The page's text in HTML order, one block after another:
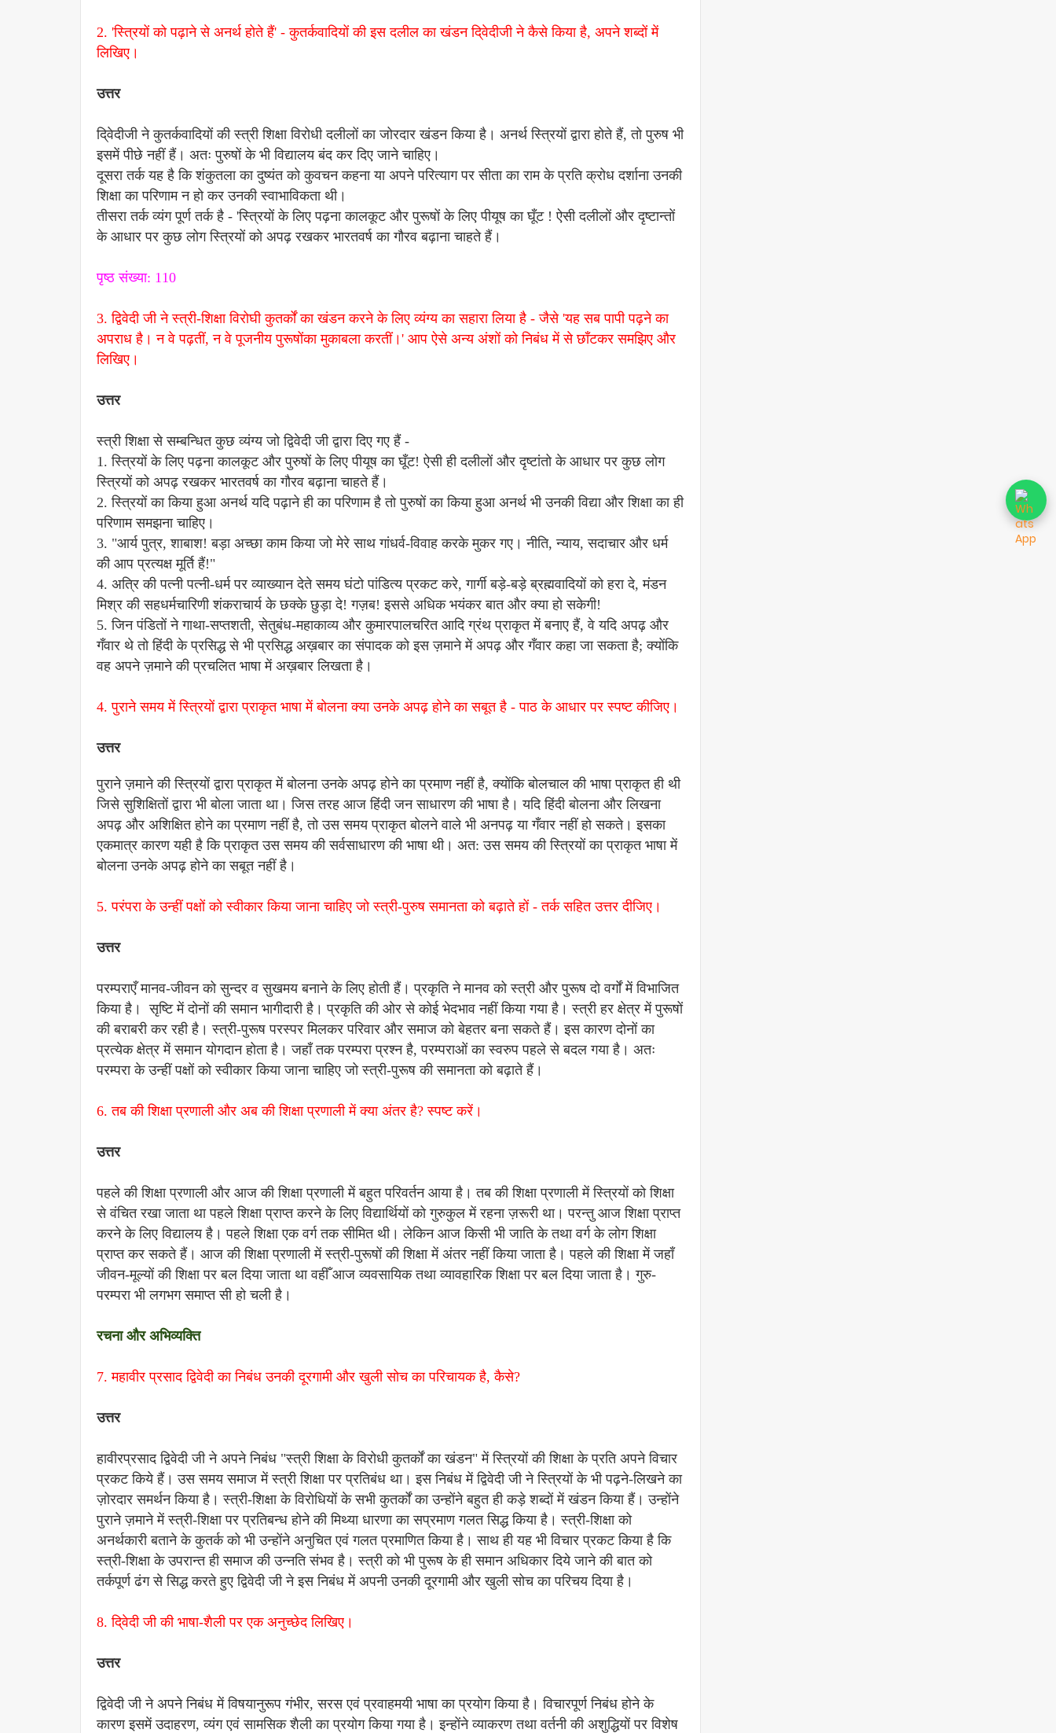
2. 'स्त्रियों को पढ़ाने से अनर्थ होते हैं' - कुतर्कवादियों की इस दलील का खंडन दि्वेदीजी ने कैसे किया है, अपने शब्दों में
लिखिए।
उत्तर
दि्वेदीजी ने कुतर्कवादियों की स्त्री शिक्षा विरोधी दलीलों का जोरदार खंडन किया है। अनर्थ स्त्रियों द्वारा होते हैं, तो पुरुष भी
इसमें पीछे नहीं हैं। अतः पुरुषों के भी विद्यालय बंद कर दिए जाने चाहिए।
दूसरा तर्क यह है कि शंकुतला का दुष्यंत को कुवचन कहना या अपने परित्याग पर सीता का राम के प्रति क्रोध दर्शाना उनकी
शिक्षा का परिणाम न हो कर उनकी स्वाभाविकता थी।
तीसरा तर्क व्यंग पूर्ण तर्क है - 'स्त्रियों के लिए पढ़ना कालकूट और पुरूषों के लिए पीयूष का घूँट ! ऐसी दलीलों और दृष्टान्तों
के आधार पर कुछ लोग स्त्रियों को अपढ़ रखकर भारतवर्ष का गौरव बढ़ाना चाहते हैं।
पृष्ठ संख्या: 110
3. द्विवेदी जी ने स्त्री-शिक्षा विरोघी कुतर्कों का खंडन करने के लिए व्यंग्य का सहारा लिया है - जैसे 'यह सब पापी पढ़ने का
अपराध है। न वे पढ़तीं, न वे पूजनीय पुरूषोंका मुकाबला करतीं।' आप ऐसे अन्य अंशों को निबंध में से छाँटकर समझिए और
लिखिए।
उत्तर
स्त्री शिक्षा से सम्बन्धित कुछ व्यंग्य जो द्विवेदी जी द्वारा दिए गए हैं -
1. स्त्रियों के लिए पढ़ना कालकूट और पुरुषों के लिए पीयूष का घूँट! ऐसी ही दलीलों और दृष्टांतो के आधार पर कुछ लोग
स्त्रियों को अपढ़ रखकर भारतवर्ष का गौरव बढ़ाना चाहते हैं।
2. स्त्रियों का किया हुआ अनर्थ यदि पढ़ाने ही का परिणाम है तो पुरुषों का किया हुआ अनर्थ भी उनकी विद्या और शिक्षा का ही
परिणाम समझना चाहिए।
3. "आर्य पुत्र, शाबाश! बड़ा अच्छा काम किया जो मेरे साथ गांधर्व-विवाह करके मुकर गए। नीति, न्याय, सदाचार और धर्म
की आप प्रत्यक्ष मूर्ति हैं!"
4. अत्रि की पत्नी पत्नी-धर्म पर व्याख्यान देते समय घंटो पांडित्य प्रकट करे, गार्गी बड़े-बड़े ब्रह्मवादियों को हरा दे, मंडन
मिश्र की सहधर्मचारिणी शंकराचार्य के छक्के छुड़ा दे! गज़ब! इससे अधिक भयंकर बात और क्या हो सकेगी!
5. जिन पंडितों ने गाथा-सप्तशती, सेतुबंध-महाकाव्य और कुमारपालचरित आदि ग्रंथ प्राकृत में बनाए हैं, वे यदि अपढ़ और
गँवार थे तो हिंदी के प्रसिद्ध से भी प्रसिद्ध अख़बार का संपादक को इस ज़माने में अपढ़ और गँवार कहा जा सकता है; क्योंकि
वह अपने ज़माने की प्रचलित भाषा में अख़बार लिखता है।
4. पुराने समय में स्त्रियों द्वारा प्राकृत भाषा में बोलना क्या उनके अपढ़ होने का सबूत है - पाठ के आधार पर स्पष्ट कीजिए।
उत्तर
पुराने ज़माने की स्त्रियों द्वारा प्राकृत में बोलना उनके अपढ़ होने का प्रमाण नहीं है, क्योंकि बोलचाल की भाषा प्राकृत ही थी
जिसे सुशिक्षितों द्वारा भी बोला जाता था। जिस तरह आज हिंदी जन साधारण की भाषा है। यदि हिंदी बोलना और लिखना
अपढ़ और अशिक्षित होने का प्रमाण नहीं है, तो उस समय प्राकृत बोलने वाले भी अनपढ़ या गँवार नहीं हो सकते। इसका
एकमात्र कारण यही है कि प्राकृत उस समय की सर्वसाधारण की भाषा थी। अत: उस समय की स्त्रियों का प्राकृत भाषा में
बोलना उनके अपढ़ होने का सबूत नहीं है।
5. परंपरा के उन्हीं पक्षों को स्वीकार किया जाना चाहिए जो स्त्री-पुरुष समानता को बढ़ाते हों - तर्क सहित उत्तर दीजिए।
उत्तर
परम्पराएँ मानव-जीवन को सुन्दर व सुखमय बनाने के लिए होती हैं। प्रकृति ने मानव को स्त्री और पुरूष दो वर्गों में विभाजित
किया है। सृष्टि में दोनों की समान भागीदारी है। प्रकृति की ओर से कोई भेदभाव नहीं किया गया है। स्त्री हर क्षेत्र में पुरूषों
की बराबरी कर रही है। स्त्री-पुरूष परस्पर मिलकर परिवार और समाज को बेहतर बना सकते हैं। इस कारण दोनों का
प्रत्येक क्षेत्र में समान योगदान होता है। जहाँ तक परम्परा प्रश्न है, परम्पराओं का स्वरुप पहले से बदल गया है। अतः
परम्परा के उन्हीं पक्षों को स्वीकार किया जाना चाहिए जो स्त्री-पुरूष की समानता को बढ़ाते हैं।
6. तब की शिक्षा प्रणाली और अब की शिक्षा प्रणाली में क्या अंतर है? स्पष्ट करें।
उत्तर
पहले की शिक्षा प्रणाली और आज की शिक्षा प्रणाली में बहुत परिवर्तन आया है। तब की शिक्षा प्रणाली में स्त्रियों को शिक्षा
से वंचित रखा जाता था पहले शिक्षा प्राप्त करने के लिए विद्यार्थियों को गुरुकुल में रहना ज़रूरी था। परन्तु आज शिक्षा प्राप्त
करने के लिए विद्यालय है। पहले शिक्षा एक वर्ग तक सीमित थी। लेकिन आज किसी भी जाति के तथा वर्ग के लोग शिक्षा
प्राप्त कर सकते हैं। आज की शिक्षा प्रणाली में स्त्री-पुरूषों की शिक्षा में अंतर नहीं किया जाता है। पहले की शिक्षा में जहाँ
जीवन-मूल्यों की शिक्षा पर बल दिया जाता था वहीँ आज व्यवसायिक तथा व्यावहारिक शिक्षा पर बल दिया जाता है। गुरु-
परम्परा भी लगभग समाप्त सी हो चली है।
रचना और अभिव्यक्ति
7. महावीर प्रसाद द्विवेदी का निबंध उनकी दूरगामी और खुली सोच का परिचायक है, कैसे?
उत्तर
हावीरप्रसाद द्विवेदी जी ने अपने निबंध "स्त्री शिक्षा के विरोधी कुतर्कों का खंडन" में स्त्रियों की शिक्षा के प्रति अपने विचार
प्रकट किये हैं। उस समय समाज में स्त्री शिक्षा पर प्रतिबंध था। इस निबंध में द्विवेदी जी ने स्त्रियों के भी पढ़ने-लिखने का
ज़ोरदार समर्थन किया है। स्त्री-शिक्षा के विरोधियों के सभी कुतर्कों का उन्होंने बहुत ही कड़े शब्दों में खंडन किया हैं। उन्होंने
पुराने ज़माने में स्त्री-शिक्षा पर प्रतिबन्ध होने की मिथ्या धारणा का सप्रमाण गलत सिद्ध किया है। स्त्री-शिक्षा को
अनर्थकारी बताने के कुतर्क को भी उन्होंने अनुचित एवं गलत प्रमाणित किया है। साथ ही यह भी विचार प्रकट किया है कि
स्त्री-शिक्षा के उपरान्त ही समाज की उन्नति संभव है। स्त्री को भी पुरूष के ही समान अधिकार दिये जाने की बात को
तर्कपूर्ण ढंग से सिद्ध करते हुए द्विवेदी जी ने इस निबंध में अपनी उनकी दूरगामी और खुली सोच का परिचय दिया है।
8. दि्वेदी जी की भाषा-शैली पर एक अनुच्छेद लिखिए।
उत्तर
द्विवेदी जी ने अपने निबंध में विषयानुरूप गंभीर, सरस एवं प्रवाहमयी भाषा का प्रयोग किया है। विचारपूर्ण निबंध होने के
कारण इसमें उदाहरण, व्यंग एवं सामसिक शैली का प्रयोग किया गया है। इन्होंने व्याकरण तथा वर्तनी की अशुद्धियों पर विशेष